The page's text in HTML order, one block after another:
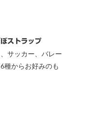
ストラップ
サッカー、バレー
種からお好みのも